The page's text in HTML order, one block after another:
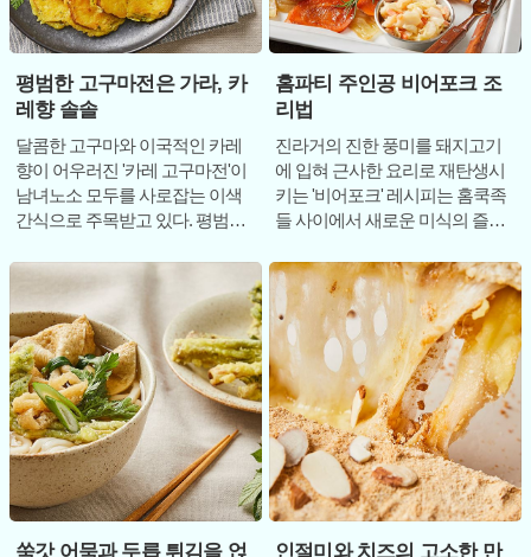
평범한 고구마전은 가라, 카
레향 솔솔
달콤한 고구마와 이국적인 카레
향이 어우러진 '카레 고구마전'이
남녀노소 모두를 사로잡는 이색
간식으로 주목받고 있다. 평범한
미를 높인
홈파티 주인공 비어포크 조
리법
진라거의 진한 풍미를 돼지고기
에 입혀 근사한 요리로 재탄생시
키는 '비어포크' 레시피는 홈쿡족
들 사이에서 새로운 미식의 즐거
한 요리는 고기
쑥갓 어묵과 두릅 튀김을 얹 인절미와 치즈의 고소한 만